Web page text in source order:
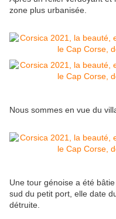
zone plus urbanisée.
Nous sommes en vue du
Une tour génoise a été
sud du petit port, elle date
détruite.